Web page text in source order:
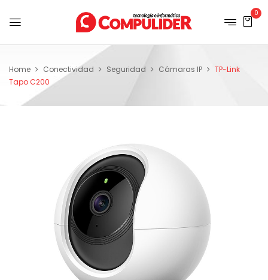
0
Home Conectividad Seguridad Cámaras IP
TP-Link
Tapo C200